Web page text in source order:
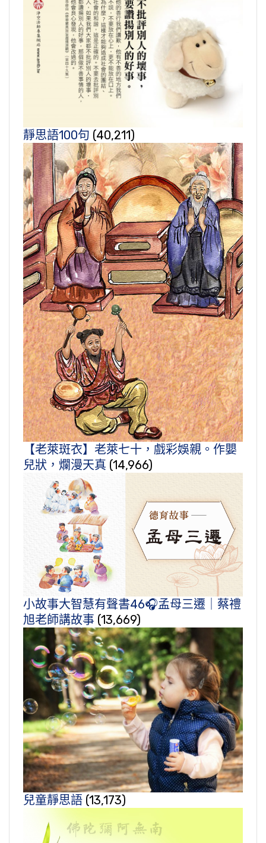
靜思語100句 (40,211)
【老萊斑衣】老萊七十，戲彩娛親。作嬰
兒狀，爛漫天真 (14,966)
小故事大智慧有聲書46🎧孟母三遷｜蔡禮
旭老師講故事 (13,669)
兒童靜思語 (13,173)